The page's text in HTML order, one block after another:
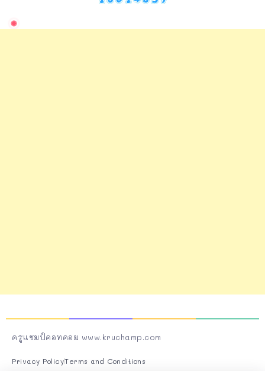
ครูแชมป์คอทคอม www.kruchamp.com
Privacy PolicyTerms and Conditions